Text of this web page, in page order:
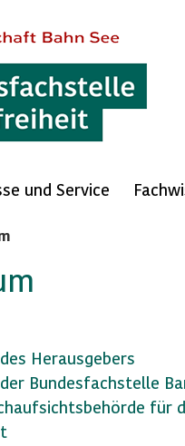
und Service
Herausgebers
Bundesfachstelle
für